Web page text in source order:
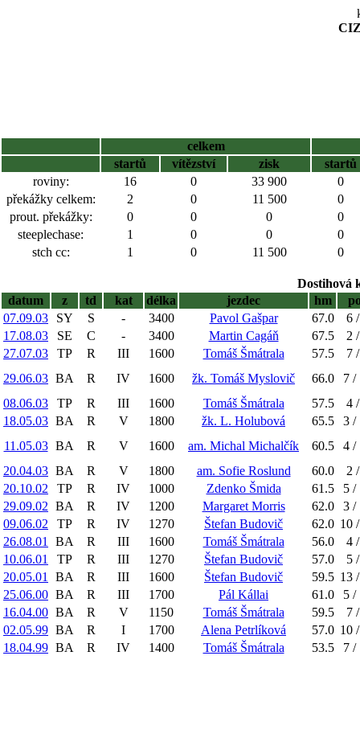
celkem
startů
vítězství zisk
startů
roviny:
16 0 33 900
0
překážky celkem:
2 0 11 500
0
prout. překážky:
0 0 0
0
steeplechase:
1 0 0
0
stch cc:
1 0 11 500 0
Dostihová
datum
z td kat délka jezdec hm
07.09.03
SY S - 3400 Pavol Gašpar 67.0
6
17.08.03
SE C - 3400 Martin Cagáň 67.5
2
27.07.03
TP R III 1600 Tomáš Šmátrala 57.5
7
29.06.03 BA R IV 1600 žk. Tomáš Myslovič 66.0
7 /
08.06.03
TP R III 1600 Tomáš Šmátrala 57.5
4
18.05.03 BA R V 1800 žk. L. Holubová 65.5
3 /
11.05.03 BA R V 1600 am. Michal Michalčík 60.5
4 /
20.04.03 BA R V 1800 am. Sofie Roslund 60.0
2
20.10.02
TP R IV 1000 Zdenko Šmida 61.5
5 /
29.09.02 BA R IV 1200 Margaret Morris 62.0
3 /
09.06.02
TP R IV 1270 Štefan Budovič 62.0 10
26.08.01
BA R III 1600 Tomáš Šmátrala 56.0
4
10.06.01
TP R III 1270 Štefan Budovič 57.0
5
20.05.01
BA R III 1600 Štefan Budovič 59.5 13
25.06.00 BA R III 1700 Pál Kállai 61.0
5 /
16.04.00 BA R V 1150 Tomáš Šmátrala 59.5
7
02.05.99 BA R I 1700 Alena Petrlíková 57.0 10
18.04.99 BA R IV 1400 Tomáš Šmátrala 53.5 7 /